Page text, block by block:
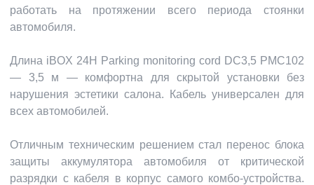
работать на протяжении всего периода стоянки
автомобиля.
Длина iBOX 24H Parking monitoring cord DC3,5 PMC102
— 3,5 м — комфортна для скрытой установки без
нарушения эстетики салона. Кабель универсален для
всех автомобилей.
Отличным техническим решением стал перенос блока
защиты аккумулятора автомобиля от критической
разрядки с кабеля в корпус самого комбо-устройства.